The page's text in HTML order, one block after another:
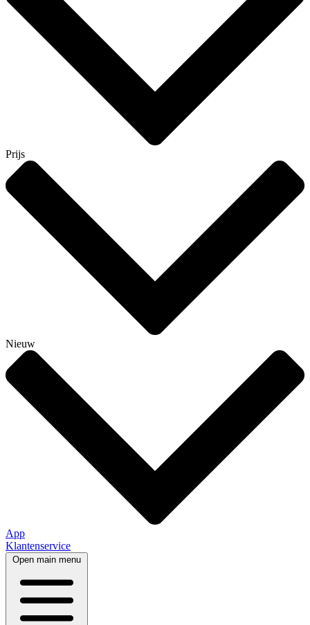
Prijs
Nieuw
App
Klantenservice
Open main menu